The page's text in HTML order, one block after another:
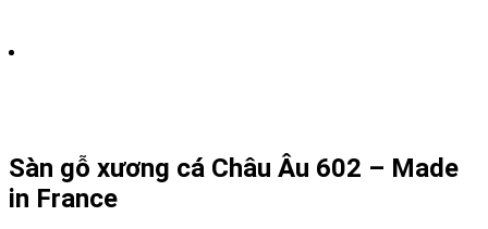
Sàn gỗ xương cá Châu Âu 602 – Made
in France